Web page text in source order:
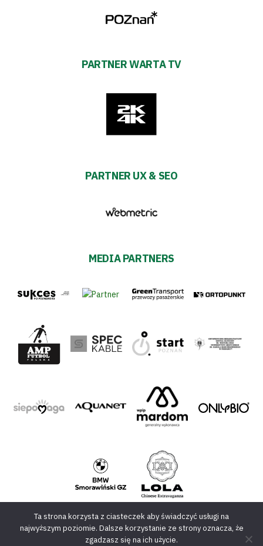
PARTNER WARTA TV
PARTNER UX & SEO
MEDIA PARTNERS
Ta strona korzysta z ciasteczek aby świadczyć usługi na
najwyższym poziomie. Dalsze korzystanie ze strony oznacza, że
zgadzasz się na ich użycie.